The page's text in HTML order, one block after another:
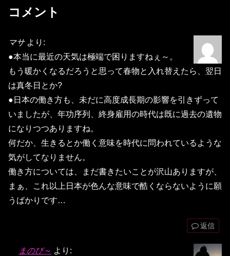
コメント
マサ より:
●本当に最近の天気は極端で困りますねぇ～。
もう暖かくなるだろうと思って春物と入れ替えたら、翌日
は真冬日とか?
●日本の働き方も、未だに高度成長期の影響を引きずって
いましたが、年功序列、終身雇用の時代は既に過去の遺物
になりつつありますね。
何だか、生きるとか働く意味を時代に問われているような
気がしてなりません。
働き方については、まだ書きたいことが沢山ありますが、
まぁ、これ以上日本が色んな意味で酷くならないように願
うばかりです…
返信
まのぴ～ より: